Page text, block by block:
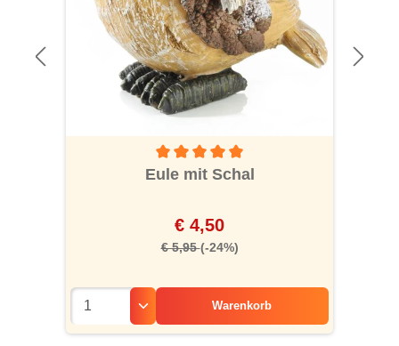
Durchschnittliche Bewertung von 5 von 5
Eule mit Schal
€ 4,50
€ 5,95(-24%)
Warenkorb